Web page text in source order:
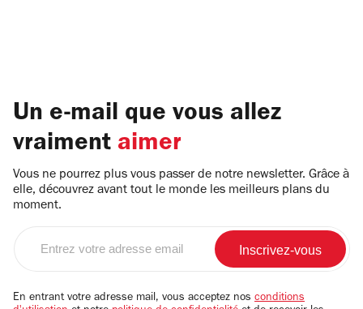
Un e-mail que vous allez
vraiment aimer
Vous ne pourrez plus vous passer de notre newsletter. Grâce à
elle, découvrez avant tout le monde les meilleurs plans du
moment.
email
En entrant votre adresse mail, vous acceptez nos conditions